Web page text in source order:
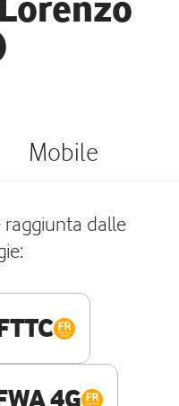
Mobile
raggiunta dalle
4G